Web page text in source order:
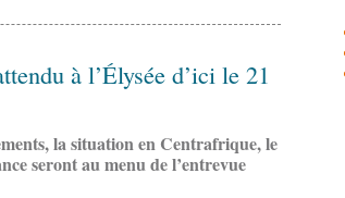
à l’Élysée d’ici le 21
la situation en Centrafrique, le
seront au menu de l’entrevue